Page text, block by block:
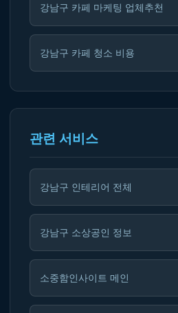
강남구 카페 마케팅 업체추천
강남구 카페 청소 비용
관련 서비스
강남구 인테리어 전체
강남구 소상공인 정보
소중함인사이트 메인